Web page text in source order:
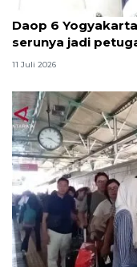
Daop 6
serunya jadi
11 Juli 2026